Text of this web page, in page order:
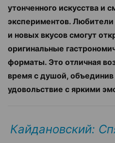
утонченного искусства и
экспериментов.
и новых вкусов смогут
оригинальные
форматы. Это отличная
время с душой, объединив
удовольствие с яркими
Кайдановский: